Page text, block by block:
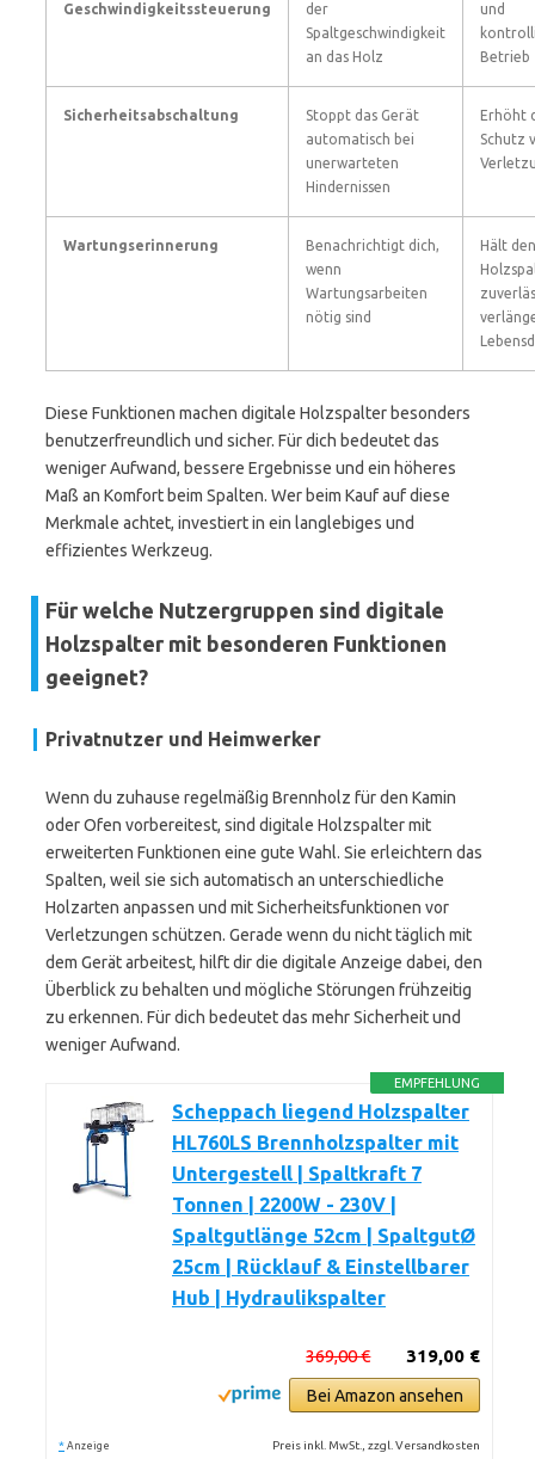
Geschwindigkeitssteuerung
der
Spaltgeschwindigkeit
an das Holz
und
Betrieb
Sicherheitsabschaltung
Stoppt das Gerät
automatisch bei
unerwarteten
Hindernissen
Erhöht
Schutz
Wartungserinnerung
Benachrichtigt dich,
wenn
Wartungsarbeiten
nötig sind
Hält den
Diese Funktionen machen digitale Holzspalter besonders
benutzerfreundlich und sicher. Für dich bedeutet das
weniger Aufwand, bessere Ergebnisse und ein höheres
Maß an Komfort beim Spalten. Wer beim Kauf auf diese
Merkmale achtet, investiert in ein langlebiges und
effizientes Werkzeug.
Für welche Nutzergruppen sind digitale
Holzspalter mit besonderen Funktionen
geeignet?
Privatnutzer und Heimwerker
Wenn du zuhause regelmäßig Brennholz für den Kamin
oder Ofen vorbereitest, sind digitale Holzspalter mit
erweiterten Funktionen eine gute Wahl. Sie erleichtern das
Spalten, weil sie sich automatisch an unterschiedliche
Holzarten anpassen und mit Sicherheitsfunktionen vor
Verletzungen schützen. Gerade wenn du nicht täglich mit
dem Gerät arbeitest, hilft dir die digitale Anzeige dabei, den
Überblick zu behalten und mögliche Störungen frühzeitig
zu erkennen. Für dich bedeutet das mehr Sicherheit und
weniger Aufwand.
EMPFEHLUNG
Scheppach liegend Holzspalter
HL760LS Brennholzspalter mit
Untergestell | Spaltkraft 7
Tonnen | 2200W - 230V |
Spaltgutlänge 52cm | SpaltgutØ
25cm | Rücklauf & Einstellbarer
Hub | Hydraulikspalter
319,00 €
369,00 €
Bei Amazon ansehen
* Anzeige Preis inkl. MwSt., zzgl. Versandkosten